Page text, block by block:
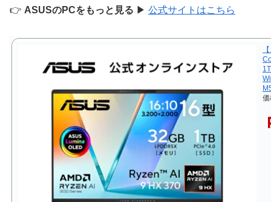
👉 ASUSのPCをもっと見る ▶ 公式サイトはこちら